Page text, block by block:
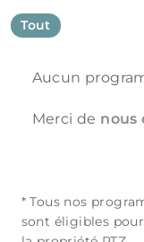
Tout
Aucun
Merci de nous
* Tous nos
sont éligibles